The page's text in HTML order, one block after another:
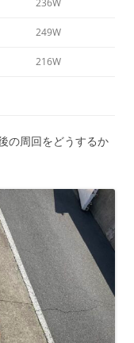
249W
216W
の周回をどうするか